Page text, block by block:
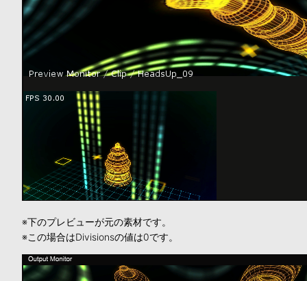
※下のプレビューが元の素材です。
※この場合はDivisionsの値は0です。